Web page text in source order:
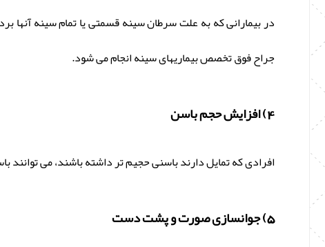
در بیمارانی که به علت سرطان سینه قسمتی یا تمام سینه آنها
جراح فوق تخصص بیماریهای سینه انجام می شود.
4) افزایش حجم باسن
افرادی که تمایل دارند باسنی حجیم تر داشته باشند، می
5) جوانسازی صورت و پشت دست